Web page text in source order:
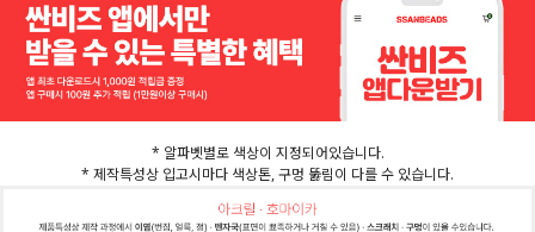
* 알파벳별로 색상이 지정되어있습니다.
* 제작특성상 입고시마다 색상톤, 구멍 뚫림이 다를 수 있습니다.